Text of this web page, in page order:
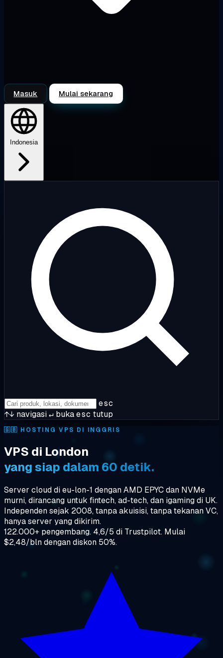
Masuk Mulai sekarang
Indonesia
esc
↑↓ navigasi↵ bukaesc tutup
🇬🇧 HOSTING VPS DI INGGRIS
VPS di London
yang siap dalam 60 detik.
Server cloud di eu-lon-1 dengan AMD EPYC dan NVMe
murni, dirancang untuk fintech, ad-tech, dan igaming di UK.
Independen sejak 2008, tanpa akuisisi, tanpa tekanan VC,
hanya server yang dikirim.
122.000+ pengembang. 4,6/5 di Trustpilot. Mulai
$2,48/bln dengan diskon 50%.